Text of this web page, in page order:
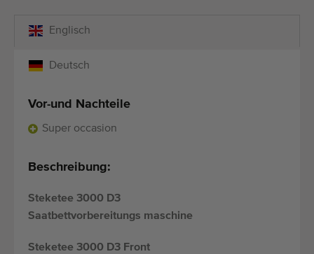
Deutsch
Englisch
Vor-und Nachteile
Super occasion
Beschreibung:
Steketee 3000 D3
Saatbettvorbereitungs maschine
Steketee 3000 D3 Front